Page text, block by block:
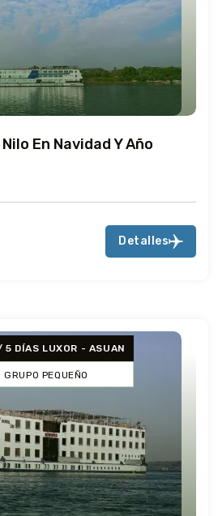
En Navidad Y Año
Detalles
DÍAS LUXOR - ASUAN
GRUPO PEQUEÑO